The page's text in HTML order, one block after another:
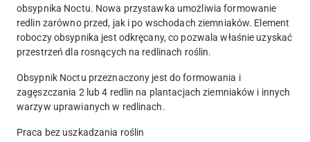
obsypnika Noctu. Nowa przystawka umożliwia formowanie
redlin zarówno przed, jak i po wschodach ziemniaków. Element
roboczy obsypnika jest odkręcany, co pozwala właśnie uzyskać
przestrzeń dla rosnących na redlinach roślin.
Obsypnik Noctu przeznaczony jest do formowania i
zagęszczania 2 lub 4 redlin na plantacjach ziemniaków i innych
warzyw uprawianych w redlinach.
Praca bez uszkadzania roślin